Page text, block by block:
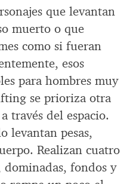
que levantan
muerto o que
como si fueran
esos
para hombres muy
se prioriza otra
través del espacio.
levantan pesas,
Realizan cuatro
dominadas, fondos y